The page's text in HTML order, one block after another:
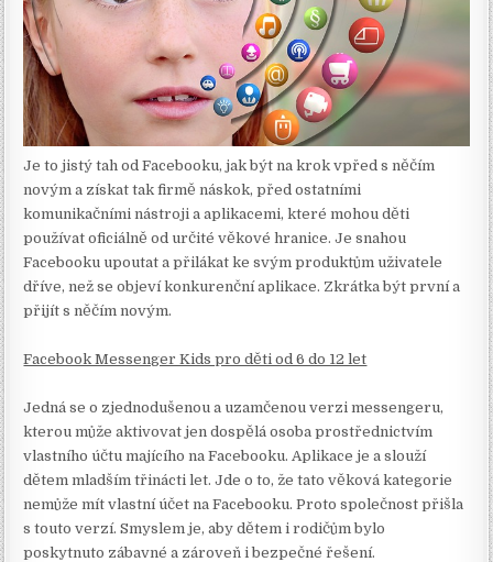
Je to jistý tah od Facebooku, jak být na krok vpřed s něčím
novým a získat tak firmě náskok, před ostatními
komunikačními nástroji a aplikacemi, které mohou děti
používat oficiálně od určité věkové hranice. Je snahou
Facebooku upoutat a přilákat ke svým produktům uživatele
dříve, než se objeví konkurenční aplikace. Zkrátka být první a
přijít s něčím novým.
Facebook Messenger Kids pro děti od 6 do 12 let
Jedná se o zjednodušenou a uzamčenou verzi messengeru,
kterou může aktivovat jen dospělá osoba prostřednictvím
vlastního účtu majícího na Facebooku. Aplikace je a slouží
dětem mladším třinácti let. Jde o to, že tato věková kategorie
nemůže mít vlastní účet na Facebooku. Proto společnost přišla
s touto verzí. Smyslem je, aby dětem i rodičům bylo
poskytnuto zábavné a zároveň i bezpečné řešení.